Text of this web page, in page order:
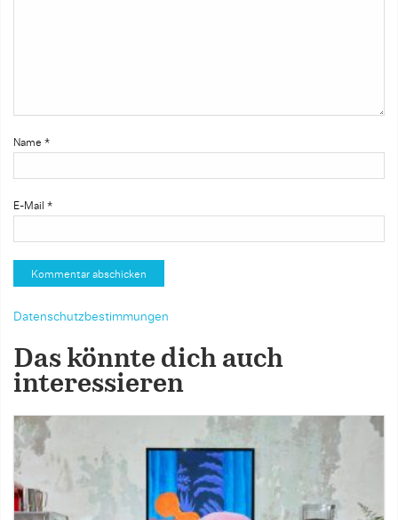
Name *
E-Mail *
Datenschutzbestimmungen
Das könnte dich auch
interessieren